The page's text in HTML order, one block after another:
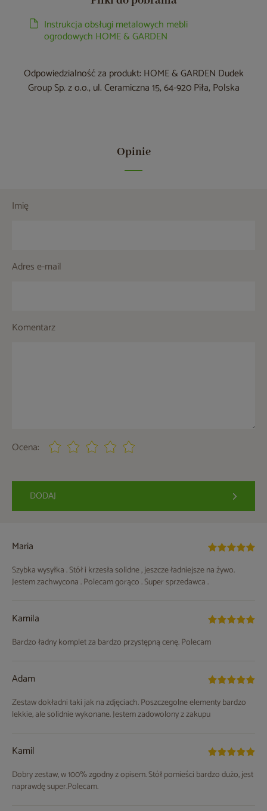
Instrukcja obsługi metalowych mebli
ogrodowych HOME & GARDEN
Odpowiedzialność za produkt: HOME & GARDEN Dudek
Group Sp. z o.o., ul. Ceramiczna 15, 64-920 Piła, Polska
Opinie
Imię
Adres e-mail
Komentarz
Ocena:
DODAJ
Maria
Szybka wysyłka . Stół i krzesła solidne , jeszcze ładniejsze na żywo.
Jestem zachwycona . Polecam gorąco . Super sprzedawca .
Kamila
Bardzo ładny komplet za bardzo przystępną cenę. Polecam
Adam
Zestaw dokładni taki jak na zdjęciach. Poszczegolne elementy bardzo
lekkie, ale solidnie wykonane. Jestem zadowolony z zakupu
Kamil
Dobry zestaw, w 100% zgodny z opisem. Stół pomieści bardzo dużo, jest
naprawdę super.Polecam.